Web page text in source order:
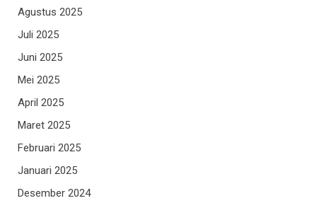
Agustus 2025
Juli 2025
Juni 2025
Mei 2025
April 2025
Maret 2025
Februari 2025
Januari 2025
Desember 2024